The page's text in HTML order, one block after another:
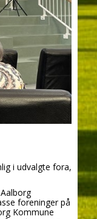
i udvalgte fora,
foreninger på
Kommune